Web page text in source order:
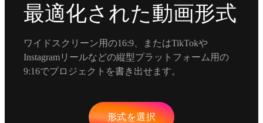
最適化された動画形式
ワイドスクリーン用の16:9、またはTikTokや
Instagramリールなどの縦型プラットフォーム用の
9:16でプロジェクトを書き出せます。
形式を選択